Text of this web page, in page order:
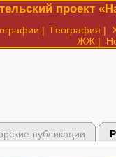
проект
| География |
ЖЖ |
публикации